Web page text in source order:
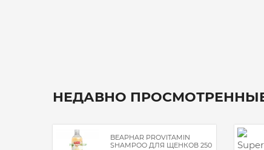
НЕДАВНО
BEAPHAR PROVITAMIN
SHAMPOO ДЛЯ ЩЕНКОВ 250